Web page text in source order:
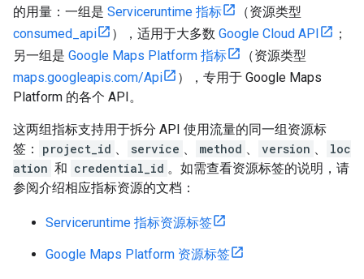
的用量：一组是 Serviceruntime 指标
（资源类型
consumed_api
），适用于大多数 Google Cloud API
；
另一组是 Google Maps Platform 指标
（资源类型
maps.googleapis.com/Api
），专用于 Google Maps
Platform 的各个 API。
这两组指标支持用于拆分 API 使用流量的同一组资源标
签：
project_id service method version
loc
ation 和 credential_id 。如需查看资源标签的说明，请
参阅介绍相应指标资源的文档：
Serviceruntime 指标资源标签
Google Maps Platform 资源标签